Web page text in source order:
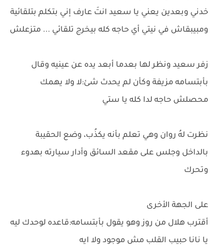
خدني وبعدين يعني يا سعيد انتَ عارف إني بتكلم بتلقائية
ومبيبقاش في نيتي أي حاجه كله بيخرج تلقائي ... متزعلش
زفر سعيد ونظر لها بعدما أبعد يده عن عينيه وقال
بأبتسامه مزيفة وكأن لم يحدث شئ:لا ولا يهمك
محصلش حاجه لدا كله يا ستي
نظرت لهُ روان وهي تعلم بأنه يكذُب، وضع الحقيبة
بالداخل وجلس على مقعد السائق وأدار سيارته بهدوء
وتحرك
على الجهة الأخرى
أقترب هلال من روز وهو يقول بأبتسامه:قاعده لوحدك ليه
يا نانا حبيب القلب مش موجود ولا ايه